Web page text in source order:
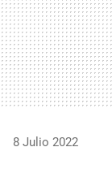
8 Julio 2022